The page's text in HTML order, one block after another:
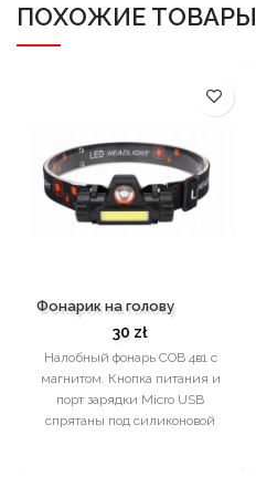
ПОХОЖИЕ ТОВАРЫ
Фонарик на голову
30 zł
Налобный фонарь COB 4в1 с
магнитом. Кнопка питания и
порт зарядки Micro USB
спрятаны под силиконовой